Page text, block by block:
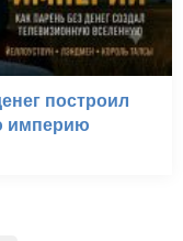
построил
империю